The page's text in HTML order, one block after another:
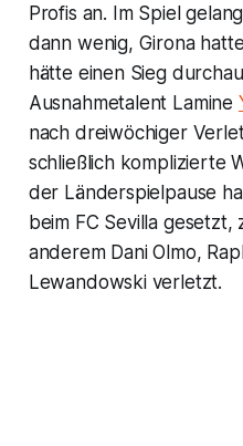
Profis an. Im Spiel
dann wenig, Girona
hätte einen Sieg
Ausnahmetalent Lamine
nach dreiwöchiger
schließlich komplizierte
der Länderspielpause
beim FC Sevilla
anderem Dani Olmo,
Lewandowski verletzt.